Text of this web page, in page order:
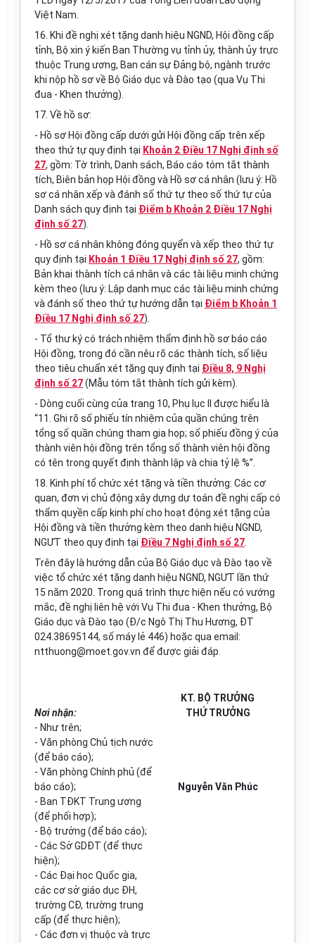
Việt Nam.
16. Khi đề nghị xét tặng danh hiệu NGND, Hội đồng cấp
tỉnh, Bộ xin ý kiến Ban Thường vụ tỉnh ủy, thành ủy trực
thuộc Trung ương, Ban cán sự Đảng bộ, ngành trước
khi nộp hồ sơ về Bộ Giáo dục và Đào tạo (qua Vụ Thi
đua - Khen thưởng).
17. Về hồ sơ:
- Hồ sơ Hội đồng cấp dưới gửi Hội đồng cấp trên xếp
theo thứ tự quy định tại Khoản 2 Điều 17 Nghị định số
27, gồm: Tờ trình, Danh sách, Báo cáo tóm tắt thành
tích, Biên bản họp Hội đồng và Hồ sơ cá nhân (lưu ý: Hồ
sơ cá nhân xếp và đánh số thứ tự theo số thứ tự của
Danh sách quy định tại Điểm b Khoản 2 Điều 17 Nghị
định số 27).
- Hồ sơ cá nhân không đóng quyển và xếp theo thứ tự
quy định tại Khoản 1 Điều 17 Nghị định số 27, gồm:
Bản khai thành tích cá nhân và các tài liệu minh chứng
kèm theo (lưu ý: Lập danh mục các tài liệu minh chứng
và đánh số theo thứ tự hướng dẫn tại Điểm b Khoản 1
Điều 17 Nghị định số 27).
- Tổ thư ký có trách nhiệm thẩm định hồ sơ báo cáo
Hội đồng, trong đó cần nêu rõ các thành tích, số liệu
theo tiêu chuẩn xét tặng quy định tại Điều 8, 9 Nghị
định số 27(Mẫu tóm tắt thành tích gửi kèm).
- Dòng cuối cùng của trang 10, Phụ lục II được hiểu là
“11. Ghi rõ số phiếu tín nhiệm của quần chúng trên
tổng số quần chúng tham gia họp; số phiếu đồng ý của
thành viên hội đồng trên tổng số thành viên hội đồng
có tên trong quyết định thành lập và chia tỷ lệ %”.
18. Kinh phí tổ chức xét tặng và tiền thưởng: Các cơ
quan, đơn vị chủ động xây dựng dự toán đề nghị cấp có
thẩm quyền cấp kinh phí cho hoạt động xét tặng của
Hội đồng và tiền thưởng kèm theo danh hiệu NGND,
NGƯT theo quy định tại Điều 7 Nghị định số 27
Trên đây là hướng dẫn của Bộ Giáo dục và Đào tạo về
việc tổ chức xét tặng danh hiệu NGND, NGƯT lần thứ
15 năm 2020. Trong quá trình thực hiện nếu có vướng
mắc, đề nghị liên hệ với Vụ Thi đua - Khen thưởng, Bộ
Giáo dục và Đào tạo (Đ/c Ngô Thị Thu Hương, ĐT
024.38695144, số máy lẻ 446) hoặc qua email:
ntthuong@moet.gov.vn đểđược giải đáp
Nơi nhận:
- Như trên;
- Văn phòng Chủ tịch nước
(để báo cáo);
- Văn phòng Chính phủ (để
báo cáo);
- Ban TĐKT Trung ương
(để phối hợp);
- Bộ trưởng (để báo cáo);
- Các Sở GDĐT (để thực
hiện);
- Các Đại học Quốc gia,
các cơ sở giáo dục ĐH,
trường CĐ, trường trung
cấp (để thực hiện);
- Các đơn vị thuộc và trực
KT. BỘ TRƯỞNG
THỨ TRƯỞNG
Nguyễn Văn Phúc